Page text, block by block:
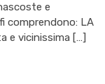
e
comprendono: LA
e vicinissima […]